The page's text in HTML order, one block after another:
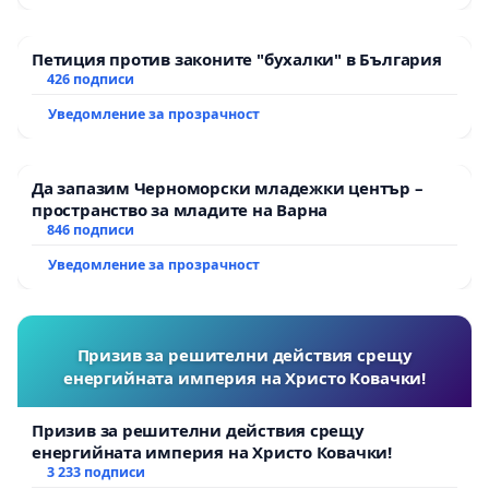
(3) При обявяване на война, на военно или друго
извънредно положение със закон може да бъде
временно ограничено упражняването на
чл. 32, ал. 1 и чл. 37.
В случая с опита за налагане на задължителни
маски и тестове, както и принудата на
се намираме в извънредна епидемологична
обстановка, са нарушени следните закони:
Конституция на Р България:
Петиция против законите "бухалки" в България
426 подписи
Уведомление за прозрачност
Да запазим Черноморски младежки център –
пространство за младите на Варна
846 подписи
Уведомление за прозрачност
Призив за решителни действия срещу
енергийната империя на Христо Ковачки!
Призив за решителни действия срещу
енергийната империя на Христо Ковачки!
3 233 подписи